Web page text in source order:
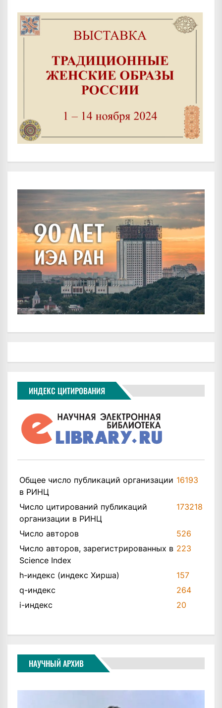
ИНДЕКС ЦИТИРОВАНИЯ
Общее число публикаций организации
в РИНЦ
16193
Число цитирований публикаций
организации в РИНЦ
173218
Число авторов
526
Число авторов, зарегистрированных в
Science Index
223
h-индекс (индекс Хирша)
157
q-индекс
264
i-индекс
20
НАУЧНЫЙ АРХИВ